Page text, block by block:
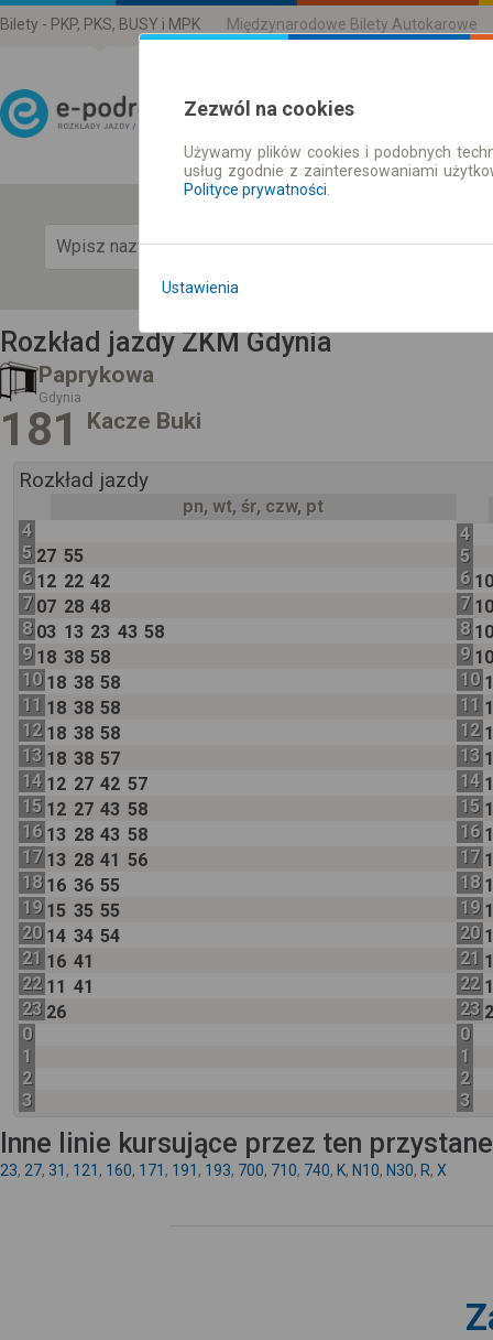
Bilety - PKP, PKS, BUSY i MPK Międzynarodowe Bilety Autokarowe
Rozkład Jazdy | Bilety
Rozkład jazdy ZKM Gdynia
Paprykowa
Gdynia
181 Kacze Buki
Rozkład jazdy
pn, wt, śr, czw, pt
4
5 27 55
6 12 22 42
7 07 28 48
8 03 13 23 43 58
9 18 38 58
10 18 38 58
11 18 38 58
12 18 38 58
13 18 38 57
14 12 27 42 57
15 12 27 43 58
16 13 28 43 58
17 13 28 41 56
18 16 36 55
19 15 35 55
20 14 34 54
21 16 41
22 11 41
23 26
0
1
2
3
4
5
6
7
8
9
10
11
12
13
14
15
16
17
18
19
20
21
22
23
0
1
2
3
Inne linie kursujące przez ten
23, 27, 31 , 121 , 160, 171 , 191 , 193, 700, 710, 740, K, N10, N30, R, X
Zezwól na cookies
Używamy plików cookies i podobnych
usług zgodnie z zainteresowaniami
Polityce prywatności
Ustawienia